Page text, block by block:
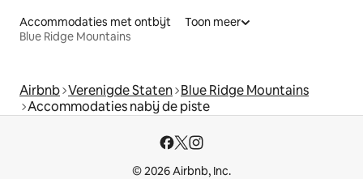
Accommodaties met ontbijt
Blue Ridge Mountains
Toon meer
Airbnb Verenigde Staten Blue Ridge Mountains
Accommodaties nabij de piste
© 2026 Airbnb, Inc.